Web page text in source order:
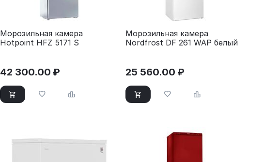
Морозильная камера
Hotpoint HFZ 5171 S
42 300.00 ₽
Морозильная камера
Nordfrost DF 261 WAP белый
25 560.00 ₽